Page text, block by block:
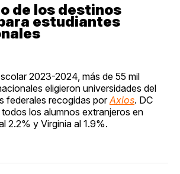
de los destinos
estudiantes
2023-2024, más de 55 mil
eligieron universidades del
federales recogidas porAxios. DC
todos los alumnos extranjeros en
2.2% y Virginia al 1.9%.